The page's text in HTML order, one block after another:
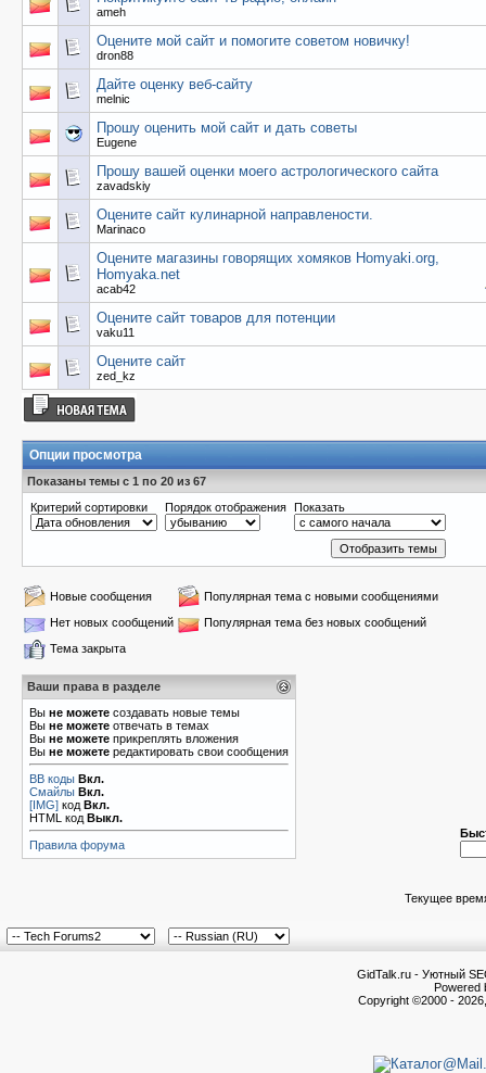
ameh
Оцените мой сайт и помогите советом новичку!
dron88
Дайте оценку веб-сайту
melnic
Прошу оценить мой сайт и дать советы
Eugene
Прошу вашей оценки моего астрологического сайта
zavadskiy
Оцените сайт кулинарной направлености.
Marinaco
Оцените магазины говорящих хомяков Homyaki.org,
Homyaka.net
acab42
Оцените сайт товаров для потенции
vaku11
Оцените сайт
zed_kz
Опции просмотра
Показаны темы с 1 по 20 из 67
Критерий сортировки
Порядок отображения Показать
Новые сообщения
Популярная тема с новыми сообщениями
Нет новых сообщений
Популярная тема без новых сообщений
Тема закрыта
Ваши права в разделе
Вы не можете создавать новые темы
Вы не можете отвечать в темах
Вы не можете прикреплять вложения
Вы не можете редактировать свои сообщения
BB коды Вкл.
Смайлы Вкл.
[IMG] код Вкл.
HTML код Выкл.
Правила форума
Текущее
GidTalk.ru - Уютный
Powered
Copyright ©2000 -